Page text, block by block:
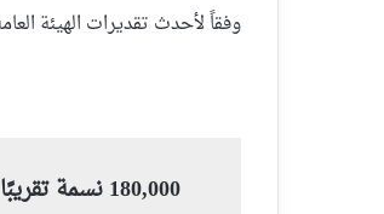
وفقاً لأحدث تقديرات الهيئة
180,000 نسمة تقريبًا